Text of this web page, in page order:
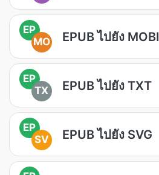
EP
MO
EPUB ไปยัง MOBI
EP
TX
EPUB ไปยัง TXT
EP
SV
EPUB ไปยัง SVG